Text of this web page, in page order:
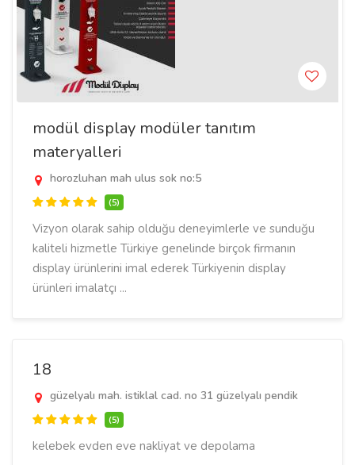
modül display modüler tanıtım
materyalleri
horozluhan mah ulus sok no:5
(5)
Vizyon olarak sahip olduğu deneyimlerle ve sunduğu
kaliteli hizmetle Türkiye genelinde birçok firmanın
display ürünlerini imal ederek Türkiyenin display
ürünleri imalatçı ...
18
güzelyalı mah. istiklal cad. no 31 güzelyalı pendik
(5)
kelebek evden eve nakliyat ve depolama